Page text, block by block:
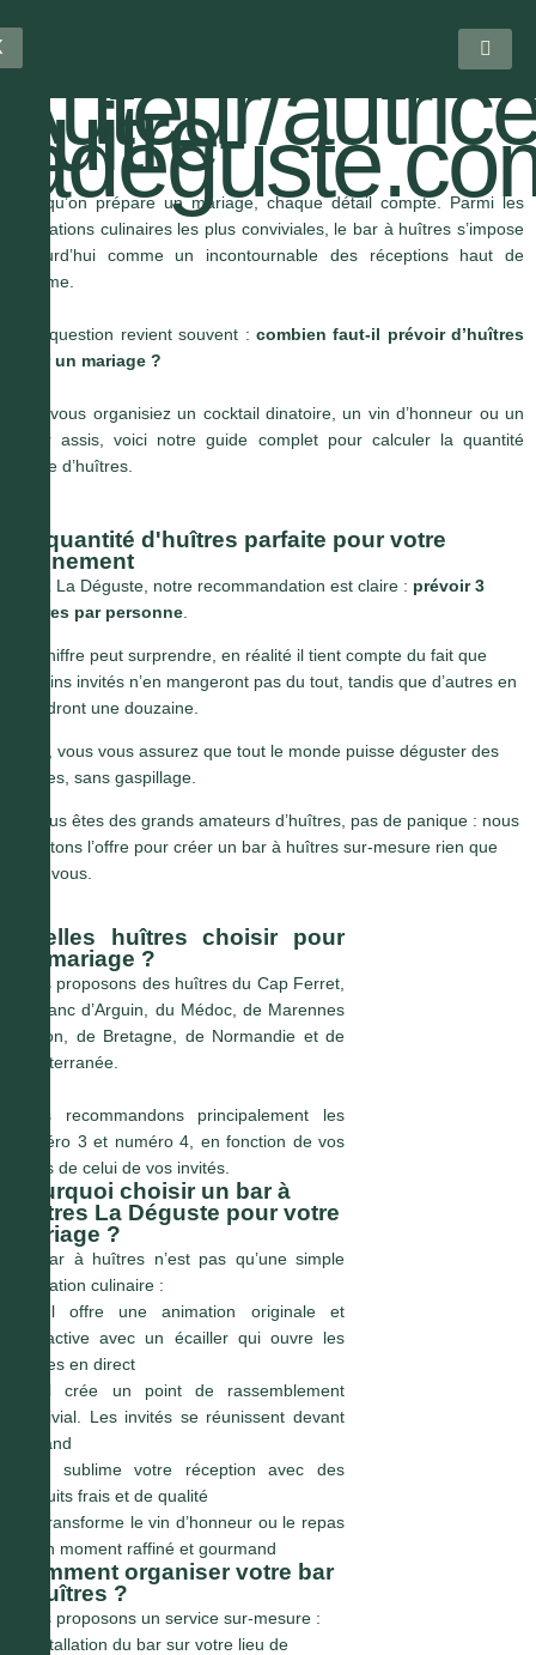
Auteur/
huitre-
Lorsqu’on prépare un mariage, chaque détail compte. Parmi les
animations culinaires les plus conviviales, le bar à huîtres s’impose
aujourd’hui comme un incontournable des réceptions haut de
gamme.
Une question revient souvent : combien faut-il prévoir d’huîtres
pour un mariage ?
Que vous organisiez un cocktail dinatoire, un vin d’honneur ou un
dîner assis, voici notre guide complet pour calculer la quantité
idéale d’huîtres.
La quantité d'huîtres parfaite pour votre
événement
Chez La Déguste, notre recommandation est claire : prévoir 3
huîtres par personne
Ce chiffre peut surprendre, en réalité il tient compte du fait que
certains invités n’en mangeront pas du tout, tandis que d’autres en
prendront une douzaine.
Ainsi, vous vous assurez que tout le monde puisse déguster des
huîtres, sans gaspillage.
Si vous êtes des grands amateurs d’huîtres, pas de panique : nous
adaptons l’offre pour créer un bar à huîtres sur-mesure rien que
pour vous.
Quelles huîtres choisir pour
un mariage ?
Nous proposons des huîtres du Cap Ferret,
du Banc d’Arguin, du Médoc, de Marennes
Oléron, de Bretagne, de Normandie et de
Méditerranée.
Nous recommandons principalement les
numéro 3 et numéro 4, en fonction de vos
goûts de celui de vos invités.
Pourquoi choisir un bar à
huîtres La Déguste pour votre
mariage ?
Le bar à huîtres n’est pas qu’une simple
animation culinaire :
Il offre une animation originale et
interactive avec un écailler qui ouvre les
huîtres en direct
Il crée un point de rassemblement
convivial. Les invités se réunissent devant
le stand
Il sublime votre réception avec des
produits frais et de qualité
Il transforme le vin d’honneur ou le repas
en un moment raffiné et gourmand
Comment organiser votre bar
à huîtres ?
Nous proposons un service sur-mesure :
Installation du bar sur votre lieu de